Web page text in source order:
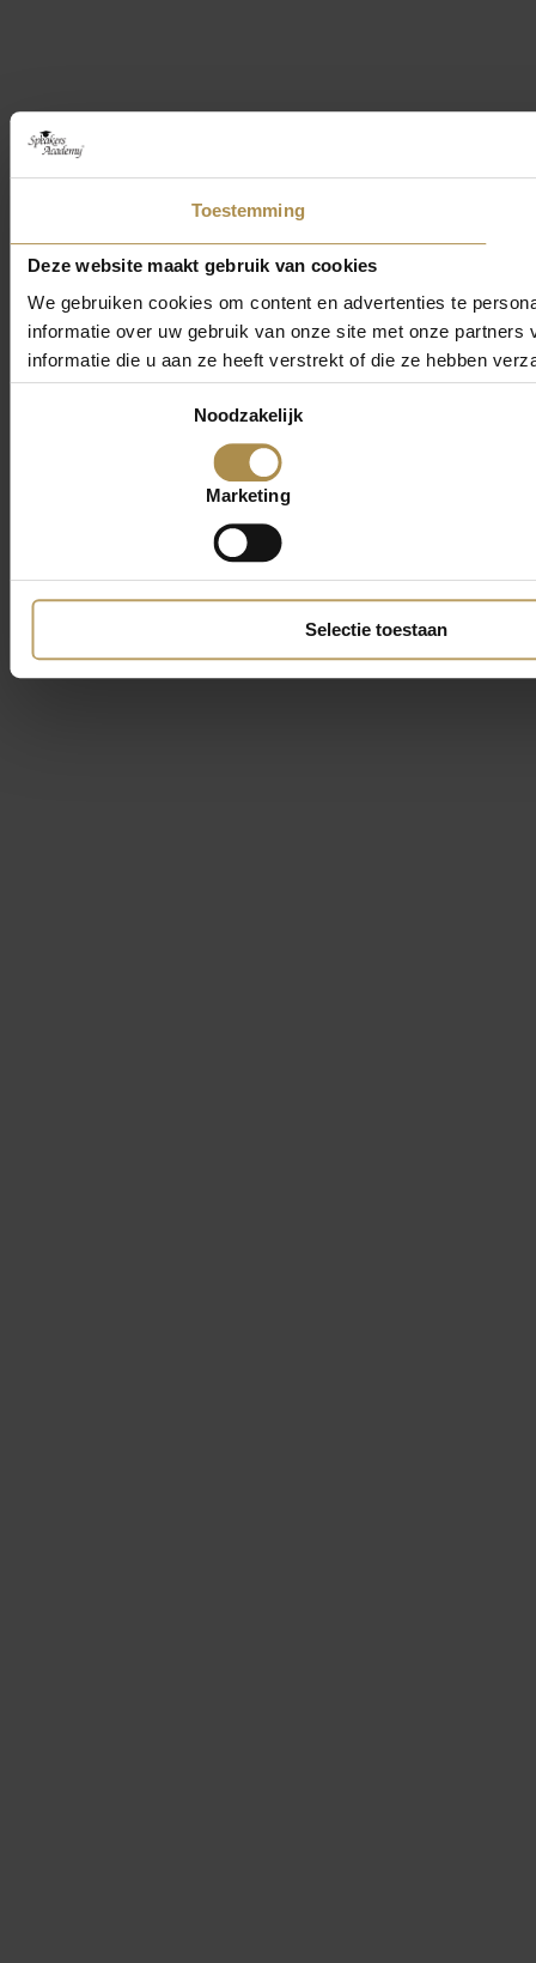
Toestemming
Deze website maakt gebruik van cookies
We gebruiken cookies om content en advertenties te
informatie over uw gebruik van onze site met onze
informatie die u aan ze heeft verstrekt of die ze hebben
Noodzakelijk
Marketing
Selectie toestaan